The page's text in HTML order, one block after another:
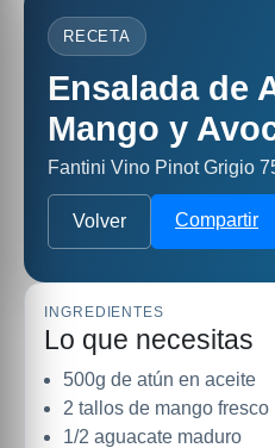
RECETA
Ensalada de
Mango y
Fantini Vino Pinot Grigio
Volver Compartir
INGREDIENTES
Lo que necesitas
500g de atún en aceite
2 tallos de mango fresco
1/2 aguacate maduro